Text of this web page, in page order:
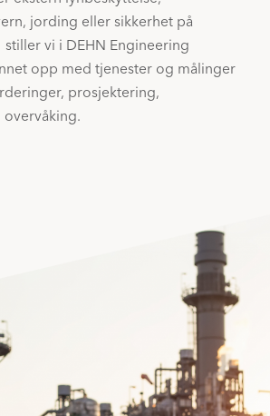
jording eller sikkerhet på
vi i DEHN Engineering
opp med tjenester og målinger
prosjektering,